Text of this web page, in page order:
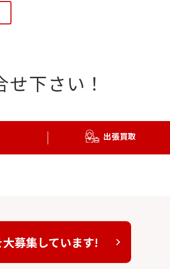
下さい！
出張買取
大募集しています!